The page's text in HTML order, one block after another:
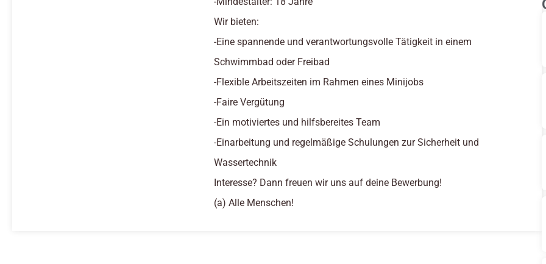
Wir bieten:
-Eine spannende und verantwortungsvolle Tätigkeit in einem
Schwimmbad oder Freibad
-Flexible Arbeitszeiten im Rahmen eines Minijobs
-Faire Vergütung
-Ein motiviertes und hilfsbereites Team
-Einarbeitung und regelmäßige Schulungen zur Sicherheit und
Wassertechnik
Interesse? Dann freuen wir uns auf deine Bewerbung!
(a) Alle Menschen!